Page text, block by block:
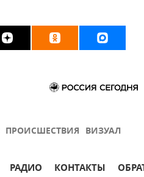
ПРОИСШЕСТВИЯ ВИЗУАЛ
РАДИО КОНТАКТЫ